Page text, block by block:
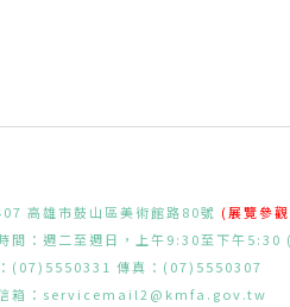
高雄市鼓山區美術館路80號 (展覽參
間：週二至週日，上午9:30至下午5:30
(07)5550331 傳真：(07)5550307
箱： servicemail2@kmfa.gov.tw